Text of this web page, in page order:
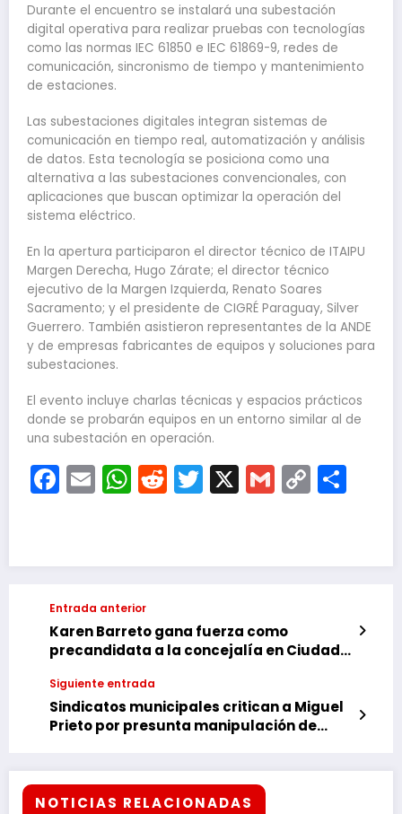
Durante el encuentro se instalará una subestación
digital operativa para realizar pruebas con tecnologías
como las normas IEC 61850 e IEC 61869-9, redes de
comunicación, sincronismo de tiempo y mantenimiento
de estaciones.
Las subestaciones digitales integran sistemas de
comunicación en tiempo real, automatización y análisis
de datos. Esta tecnología se posiciona como una
alternativa a las subestaciones convencionales, con
aplicaciones que buscan optimizar la operación del
sistema eléctrico.
En la apertura participaron el director técnico de ITAIPU
Margen Derecha, Hugo Zárate; el director técnico
ejecutivo de la Margen Izquierda, Renato Soares
Sacramento; y el presidente de CIGRÉ Paraguay, Silver
Guerrero. También asistieron representantes de la ANDE
y de empresas fabricantes de equipos y soluciones para
subestaciones.
El evento incluye charlas técnicas y espacios prácticos
donde se probarán equipos en un entorno similar al de
una subestación en operación.
Facebook
EmailWhatsApp
Reddit
Twitter
X Gmail
Copy
Entrada anterior
Karen Barreto gana fuerza como
precandidata a la concejalía en Ciudad
Siguiente entrada
Sindicatos municipales critican a Miguel
Prieto por presunta manipulación de
NOTICIAS RELACIONADAS